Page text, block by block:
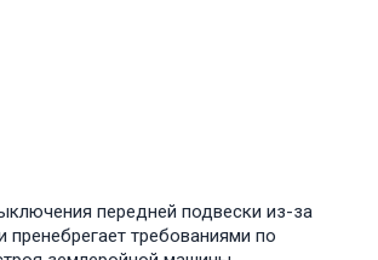
передней подвески из-за
требованиями по